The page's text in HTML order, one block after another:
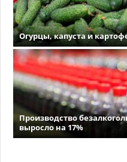
Огурцы, капуста и
Производство
выросло на 17%